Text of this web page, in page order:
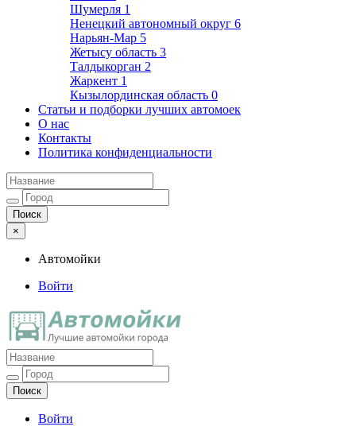
Шумерля 1
Ненецкий автономный округ 6
Нарьян-Мар 5
Жетысу область 3
Талдыкорган 2
Жаркент 1
Кызылординская область 0
Статьи и подборки лучших автомоек
О нас
Контакты
Политика конфиденциальности
×
Автомойки
Войти
Автомойки
Ещё один сайт на WordPress
Войти